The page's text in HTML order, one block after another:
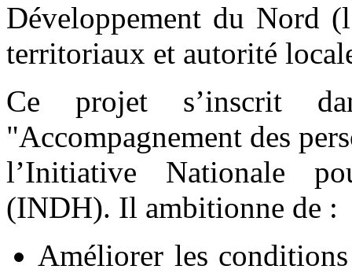
Développement du Nord
territoriaux et autorité
Ce projet s’inscrit
"Accompagnement des
l’Initiative Nationale
(INDH). Il ambitionne de :
Améliorer les